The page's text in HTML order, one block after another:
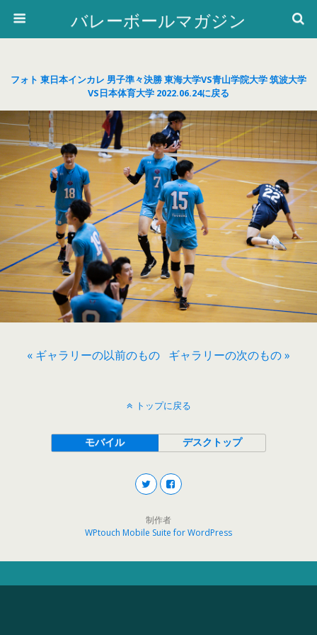
バレーボールマガジン
フォト 東日本インカレ 男子準々決勝 東海大学VS青山学院大学 筑波大学
VS日本体育大学 2022.06.24に戻る
« ギャラリーの以前のもの ギャラリーの次のもの »
トップに戻る
モバイル デスクトップ
制作者
WPtouch Mobile Suite for WordPress